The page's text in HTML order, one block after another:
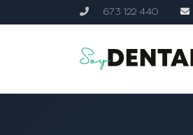
673 122 440